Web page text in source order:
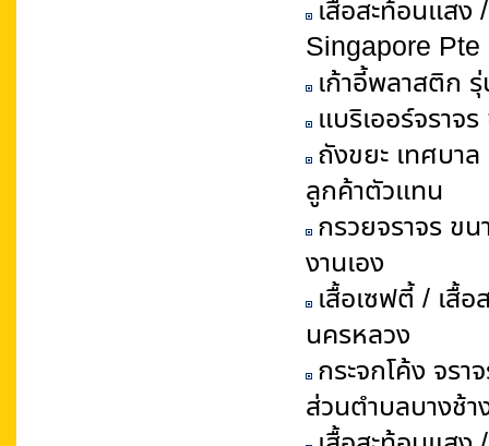
เสื้อสะท้อนแส
Singapore Pte
เก้าอี้พลาสติก
แบริเออร์จราจ
ถังขยะ เทศบา
ลูกค้าตัวแทน
กรวยจราจร ข
งานเอง
เสื้อเซฟตี้ / เสื้
นครหลวง
กระจกโค้ง จร
ส่วนตำบลบางช้า